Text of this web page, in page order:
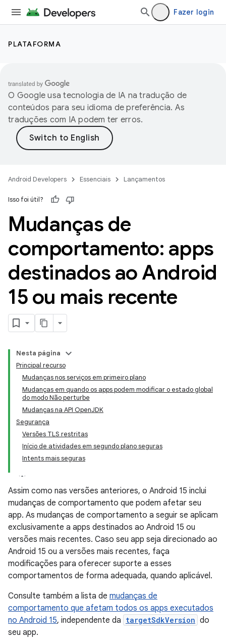
Fazer login
PLATAFORMA
O Google usa tecnologia de IA na tradução de
conteúdos para seu idioma de preferência. As
traduções com IA podem ter erros.
Android Developers Essenciais Lançamentos
Isso foi útil?
Mudanças de
comportamento: apps
destinados ao Android
15 ou mais recente
Nesta página
Principal recurso
Mudanças nos serviços em primeiro plano
Mudanças em quando os apps podem modificar o estado global
do modo Não perturbe
Mudanças na API OpenJDK
Segurança
Versões TLS restritas
Início de atividades em segundo plano seguras
Intents mais seguras
Assim como nas versões anteriores, o Android 15 inclui
mudanças de comportamento que podem afetar seu
app. As mudanças de comportamento a seguir se aplicam
exclusivamente a apps destinados ao Android 15 ou
versões mais recentes. Caso seu app seja direcionado ao
Android 15 ou a versões mais recentes, faça
modificações para oferecer suporte a esses
comportamentos de forma adequada, quando aplicável.
Consulte também a lista de mudanças de
comportamento que afetam todos os apps executados
no Android 15, independente da targetSdkVersion do
seu app.